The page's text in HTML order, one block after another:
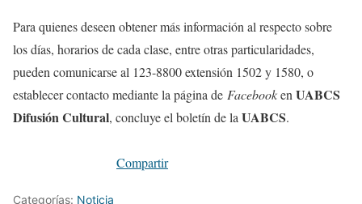
Para quienes deseen obtener más información al respecto sobre
los días, horarios de cada clase, entre otras particularidades,
pueden comunicarse al 123-8800 extensión 1502 y 1580, o
establecer contacto mediante la página de Facebooken UABCS
Difusión Cultural, concluye el boletín de la UABCS.
Compartir
Categorías: Noticia